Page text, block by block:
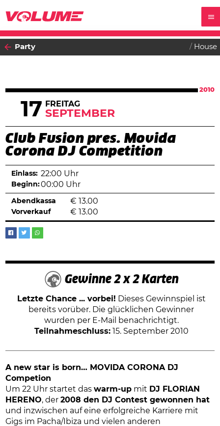
Party House
2010
17 FREITAG
SEPTEMBER
Club Fusion pres. Movida
Corona DJ Competition
Einlass: 22:00 Uhr
Beginn:00:00 Uhr
Abendkassa € 13.00
Vorverkauf € 13.00
Gewinne 2 x 2 Karten
Letzte Chance ... vorbei! Dieses Gewinnspiel ist
bereits vorüber. Die glücklichen Gewinner
wurden per E-Mail benachrichtigt.
Teilnahmeschluss:15. September 2010
A new star is born… MOVIDA CORONA DJ
Competion
Um 22 Uhr startet daswarm-up mit DJ FLORIAN
HERENO, der2008 den DJ Contest gewonnen hat
und inzwischen auf eine erfolgreiche Karriere mit
Gigs im Pacha/Ibiza und vielen anderen